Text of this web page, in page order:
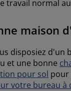
travail normal
maison
disposiez d'un
et une bonne
pour sol pour
votre bureau à